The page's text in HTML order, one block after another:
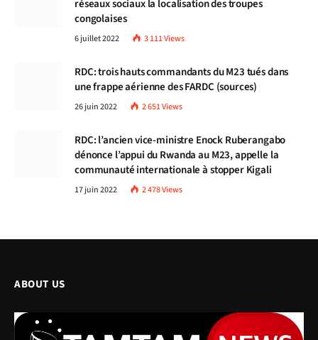
réseaux sociaux la localisation des troupes
congolaises
6 juillet 2022 3 111Views
RDC: trois hauts commandants du M23 tués dans
une frappe aérienne des FARDC (sources)
26 juin 2022 2 651Views
RDC: l’ancien vice-ministre Enock Ruberangabo
dénonce l’appui du Rwanda au M23, appelle la
communauté internationale à stopper Kigali
17 juin 2022 2 478Views
ABOUT US